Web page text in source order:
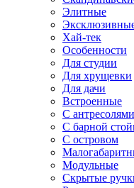
Элитные
Хай-тек
Особенности
Для студии
Для хрущевки
Для дачи
Встроенные
С антресолями
С барной
С островом
Модульные
Скрытые